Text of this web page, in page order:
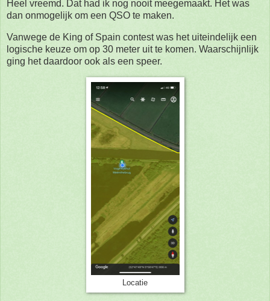
Heel vreemd. Dat had ik nog nooit meegemaakt. Het was
dan onmogelijk om een QSO te maken.
Vanwege de King of Spain contest was het uiteindelijk een
logische keuze om op 30 meter uit te komen. Waarschijnlijk
ging het daardoor ook als een speer.
Locatie